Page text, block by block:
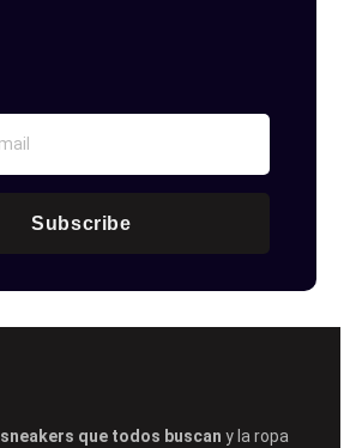
Subscribe
sneakers que todos buscan y la ropa